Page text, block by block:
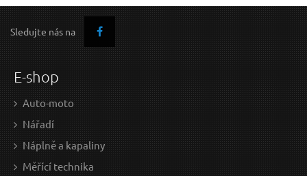
Sledujte nás na
E-shop
Auto-moto
Nářadí
Náplně a kapaliny
Měřící technika